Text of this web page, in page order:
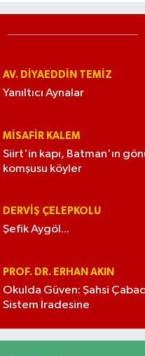
AV. DIYAEDDIN TEMIZ
Yanıltıcı Aynalar
MISAFIR KALEM
Siirt'in kapı, Batman'ın
komşusu köyler
DERVIŞ ÇELEPKOLU
Şefik Aygöl...
PROF. DR. ERHAN AKIN
Okulda Güven: Şahsi
Sistem İradesine